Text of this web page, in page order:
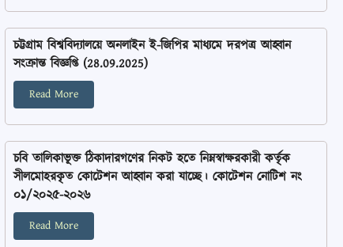
চট্টগ্রাম বিশ্ববিদ্যালয়ে অনলাইন ই-জিপির মাধ্যমে দরপত্র আহ্বান
সংক্রান্ত বিজ্ঞপ্তি (28.09.2025)
Read More
চবি তালিকাভূক্ত ঠিকাদারগণের নিকট হতে নিম্নস্বাক্ষরকারী কর্তৃক
সীলমোহরকৃত কোটেশন আহ্বান করা যাচ্ছে। কোটেশন নোটিশ নং
০১/২০২৫-২০২৬
Read More